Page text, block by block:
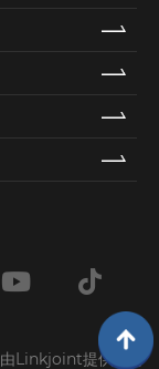
由Linkjoint提供支持